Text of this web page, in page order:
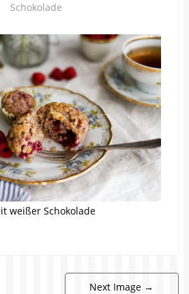
Schokolade
weißer Schokolade
Next Image →